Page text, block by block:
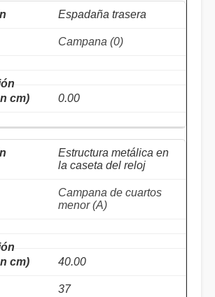
Espadaña trasera
Campana (0)
0.00
Estructura metálica en
la caseta del reloj
Campana de cuartos
menor (A)
40.00
37